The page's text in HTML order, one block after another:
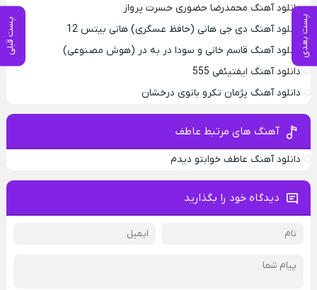
پست بعدی پست قبلی
دانلود آهنگ محمدرضا حضورى حسرت پرواز
دانلود آهنگ دی جی هانی (حافظ عسگری) هانی بیتس 12
دانلود آهنگ قاسم خانی و سودا در به در (هوش مصنوعی)
دانلود آهنگ ایفتیئفی 555
دانلود آهنگ پژمان تکرو بانوی درخشان
آهنگ های مرتبط عاطف
دانلود آهنگ عاطف خوابتو دیدم
دیدگاه خود را بگذارید